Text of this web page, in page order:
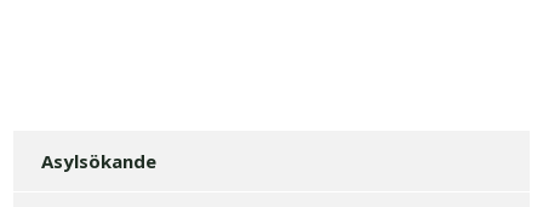
Asylsökande